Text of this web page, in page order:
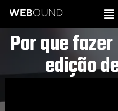
Por que
edição